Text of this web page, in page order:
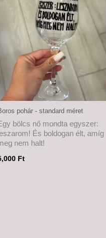
pohár - standard méret
bölcs nő mondta egyszer:
És boldogan élt, amíg
nem halt!
Ft